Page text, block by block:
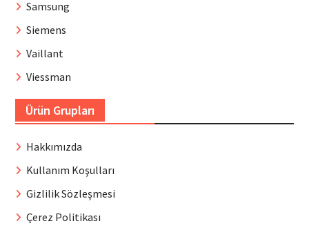
Samsung
Siemens
Vaillant
Viessman
Ürün Grupları
Hakkımızda
Kullanım Koşulları
Gizlilik Sözleşmesi
Çerez Politikası